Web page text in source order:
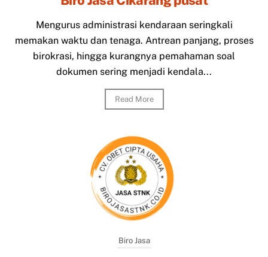
Mengurus administrasi kendaraan seringkali
memakan waktu dan tenaga. Antrean panjang, proses
birokrasi, hingga kurangnya pemahaman soal
dokumen sering menjadi kendala...
Read More
Biro Jasa